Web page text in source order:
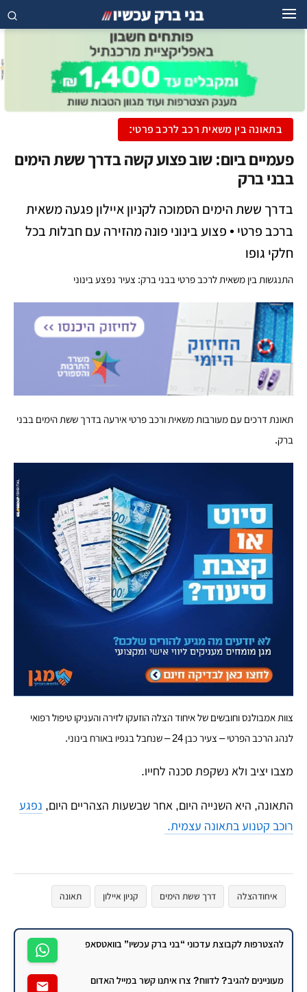
בתאונה בין משאית רכב לרכב פרטי:
פעמיים ביום: שוב פצוע קשה בדרך ששת הימים
בבני ברק
בדרך ששת הימים הסמוכה לקניון איילון פגעה משאית
ברכב פרטי • פצוע בינוני פונה מהזירה עם חבלות בכל
חלקי גופו
התנגשות בין משאית לרכב פרטי בבני ברק: צעיר נפצע בינוני
תאונת דרכים עם מעורבות משאית ורכב פרטי אירעה בדרך ששת הימים בבני
ברק.
צוות אמבולנס וחובשים של איחוד הצלה הוזעקו לזירה והעניקו טיפול רפואי
לנהג הרכב הפרטי – צעיר כבן 24 – שנחבל בגפיו באורח בינוני.
מצבו יציב ולא נשקפת סכנה לחייו.
התאונה, היא השנייה היום, אחר שבשעות הצהריים היום, נפגע
רוכב קטנוע בתאונה עצמית.
איחודהצלה דרך ששת הימים קניון איילון תאונה
להצטרפות לקבוצת עדכוני “בני ברק עכשיו” בוואטסאפ
מעוניינים להגיב? לדווח? צרו איתנו קשר במייל האדום